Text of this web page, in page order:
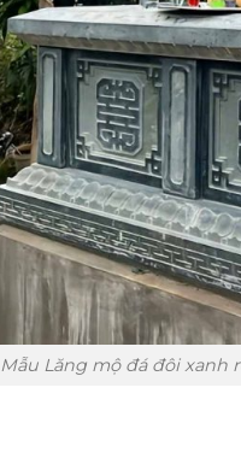
Mẫu Lăng mộ đá đôi xanh